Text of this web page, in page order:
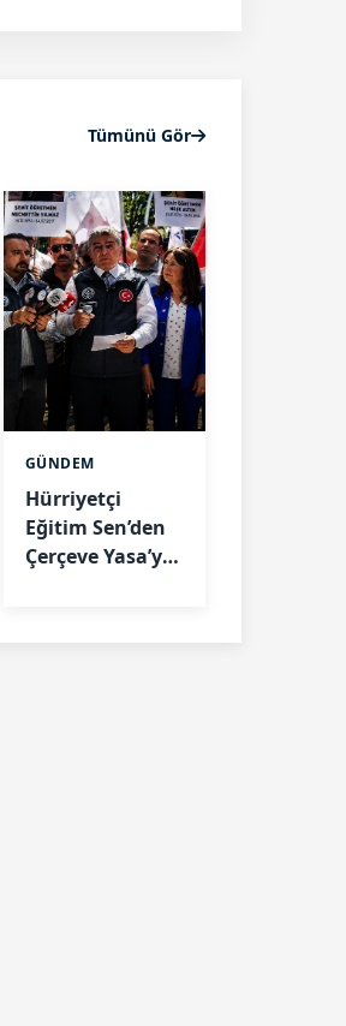
Tümünü Gör
GÜNDEM
Hürriyetçi
Eğitim Sen’den
Çerçeve Yasa’ya